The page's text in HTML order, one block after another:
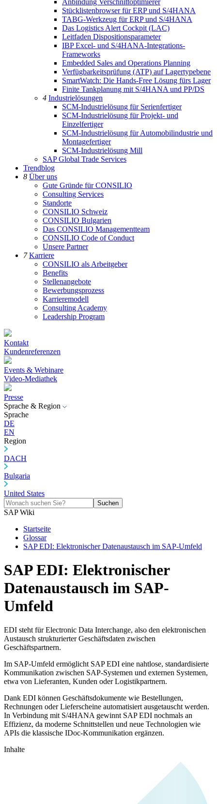
Anbindung Verschnittoptimierer
Stücklistenbrowser für ERP und S/4HANA
TABG-Werkzeug für ERP und S/4HANA
Das Logistics Alert Cockpit (LAC)
Leitfaden Dispositionsparameter
IBP Excel- und S/4HANA-Integrations-
Frameworks
Embedded Sales and Operations Planning
Verfügbarkeitsprüfung (ATP) auf Lagertypebene
SmartWatch: Die Hands-Free Lösung fürs Lager
Finite Tankplanung mit S/4HANA und PP/DS
4 Industrielösungen
SCM-Industrielösung für Serienfertiger
SCM-Industrielösung für Projekt- und
Einzelfertiger
SCM-Industrielösung für Automobilindustrie und
Montagefertiger
SCM-Industrielösung Mill
SAP Global Trade Services
Trendblog
8 Über uns
Gute Gründe für CONSILIO
Consulting Services
Standorte
CONSILIO Schweiz
CONSILIO Bulgarien
Das CONSILIO Managementteam
CONSILIO Code of Conduct
Unsere Partner
7Karriere
CONSILIO als Arbeitgeber
Benefits
Stellenangebote
Bewerbungsprozess
Karrieremodell
Consulting Academy
Leadership Program
Kontakt
Kundenreferenzen
Events & Webinare
Video-Mediathek
Presse
Sprache & Region
Sprache
DE
EN
Region
DACH
Bulgaria
United States
Suchen
SAP Wiki
Startseite
Glossar
SAP EDI: Elektronischer Datenaustausch im SAP-Umfeld
SAP EDI: Elektronischer
Datenaustausch im SAP-
Umfeld
EDI steht für Electronic Data Interchange, also den elektronischen
Austausch strukturierter Geschäftsdaten zwischen
Geschäftspartnern.
Im SAP-Umfeld ermöglicht SAP EDI eine nahtlose, standardisierte
Kommunikation zwischen SAP-Systemen und externen Systemen,
etwa von Lieferanten, Kunden oder Logistikpartnern.
Dank EDI können Geschäftsdokumente wie Bestellungen,
Rechnungen oder Lieferscheine automatisiert ausgetauscht werden.
In Verbindung mit S/4HANA gewinnt SAP EDI nochmals an
Effizienz, da moderne Schnittstellen und neue Technologien wie
APIs die klassische IDoc-Kommunikation ergänzen.
Inhalte